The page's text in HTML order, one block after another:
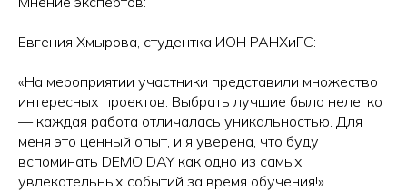
Евгения Хмырова, студентка ИОН РАНХиГС:
«На мероприятии участники представили множество
интересных проектов. Выбрать лучшие было нелегко
— каждая работа отличалась уникальностью. Для
меня это ценный опыт, и я уверена, что буду
вспоминать DEMO DAY как одно из самых
увлекательных событий за время обучения!»